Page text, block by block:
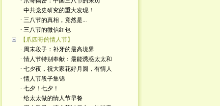
· 中共党史研究的重大发现！
· 三八节的真相，竟然是...
· 三八节的微信红包
【爪四哥的情人节】
· 周末段子：补牙的最高境界
· 情人节特别奉献：最能诱惑太太和
· 七夕夜，祝大家花好月圆，有情人
· 情人节段子集锦
· 七夕！七夕！
· 给太太做的情人节早餐